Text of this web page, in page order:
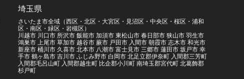
埼玉県
さいたま市全域（西区・北区・大宮区・見沼区・中央区・桜区・浦和
区・南区・緑区・岩槻区）
川越市 川口市 所沢市 飯能市 加須市 東松山市 春日部市 狭山市 羽生市
鴻巣市 上尾市 草加市 越谷市 蕨市 戸田市 入間市 朝霞市 志木市 和光市
新座市 桶川市 久喜市 北本市 八潮市 富士見市 三郷市 蓮田市 坂戸市 幸
手市 鶴ヶ島市 吉川市 ふじみ野市 白岡市 北足立郡伊奈町 入間郡三芳町
入間郡毛呂山町 入間郡越生町 比企郡小川町 南埼玉郡宮代町 北葛飾郡
杉戸町